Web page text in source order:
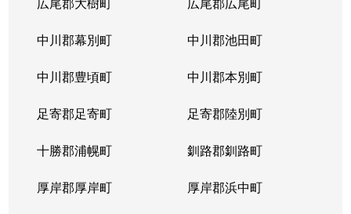
中川郡幕別町 中川郡池田町
中川郡豊頃町 中川郡本別町
足寄郡足寄町 足寄郡陸別町
十勝郡浦幌町 釧路郡釧路町
厚岸郡厚岸町 厚岸郡浜中町